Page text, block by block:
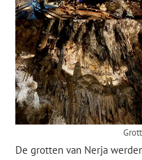
De grotten van Nerja